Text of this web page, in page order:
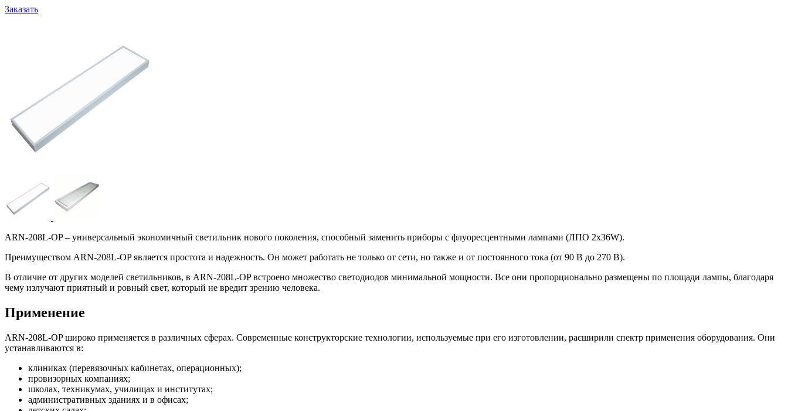
Заказать
ARN-208L-OP – универсальный экономичный светильник нового поколения, способный заменить приборы с флуоресцентными лампами (ЛПО 2х36W).
Преимуществом ARN-208L-OP является простота и надежность. Он может работать не только от сети, но также и от постоянного тока (от 90 В до 270 В).
В отличие от других моделей светильников, в ARN-208L-OP встроено множество светодиодов минимальной мощности. Все они пропорционально размещены по площади лампы, благодаря
чему излучают приятный и ровный свет, который не вредит зрению человека.
Применение
ARN-208L-OP широко применяется в различных сферах. Современные конструкторские технологии, используемые при его изготовлении, расширили спектр применения оборудования. Они
устанавливаются в:
клиниках (перевязочных кабинетах, операционных);
провизорных компаниях;
школах, техникумах, училищах и институтах;
административных зданиях и в офисах;